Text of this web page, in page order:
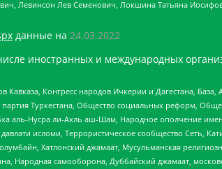
Левинсон Лев Семенович, Локшина Татьяна
данные на 24.03.2022
иностранных и международных
Конгресс народов Ичкерии и Дагестана,
Туркестана, Общество социальных реформ,
аль-Нусра ли-Ахль аш-Шам, Народное ополчение
исломи, Террористическое сообщество Сеть,
Хатлонский джамаат, Мусульманская
Народная самооборона, Дуббайский джамаат,